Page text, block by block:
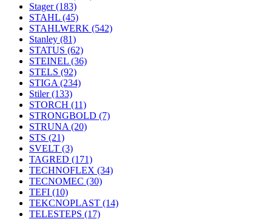
Stager(183)
STAHL (45)
STAHLWERK (542)
Stanley (81)
STATUS (62)
STEINEL (36)
STELS (92)
STIGA (234)
Stiler(133)
STORCH (11)
STRONGBOLD (7)
STRUNA (20)
STS (21)
SVELT (3)
TAGRED (171)
TECHNOFLEX (34)
TECNOMEC (30)
TEFI (10)
TEKCNOPLAST (14)
TELESTEPS (17)